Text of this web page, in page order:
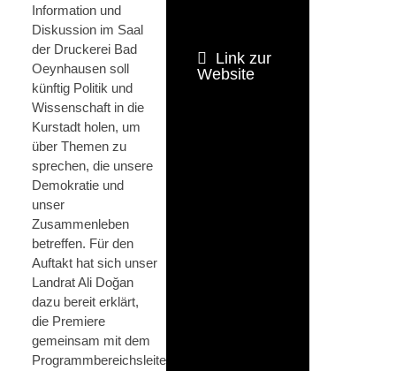
Information und
Diskussion im Saal
der Druckerei Bad
Oeynhausen soll
künftig Politik und
Wissenschaft in die
Kurstadt holen, um
über Themen zu
sprechen, die unsere
Demokratie und
unser
Zusammenleben
betreffen. Für den
Auftakt hat sich unser
Landrat Ali Doğan
dazu bereit erklärt,
die Premiere
gemeinsam mit dem
Programmbereichsleiter
Link zur
Website